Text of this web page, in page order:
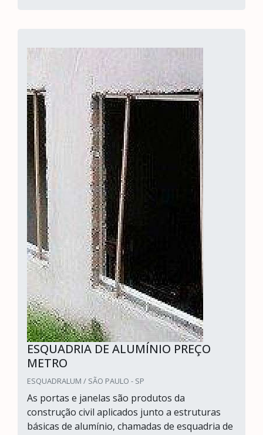
ESQUADRIA DE ALUMÍNIO PREÇO
METRO
ESQUADRALUM / SÃO PAULO - SP
As portas e janelas são produtos da
construção civil aplicados junto a estruturas
básicas de alumínio, chamadas de esquadria de